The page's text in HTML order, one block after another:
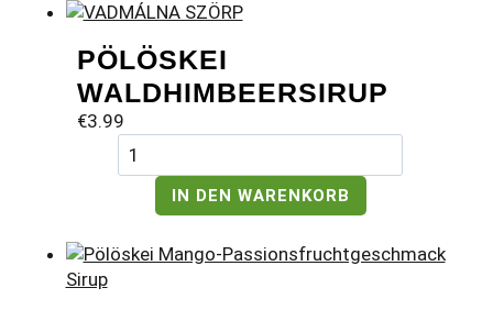
PÖLÖSKEI
WALDHIMBEERSIRUP
€3.99
Pölöskei
Waldhimbeersirup
Menge IN DEN WARENKORB